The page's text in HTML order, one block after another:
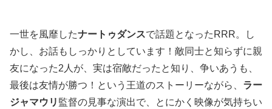
一世を風靡したナートゥダンスで話題となったRRR。し
かし、お話もしっかりとしています！敵同士と知らずに親
友になった2人が、実は宿敵だったと知り、争いあうも、
最後は友情が勝つ！という王道のストーリーながら、 ラー
ジャマウリ 監督の見事な演出で、とにかく映像が気持ちい